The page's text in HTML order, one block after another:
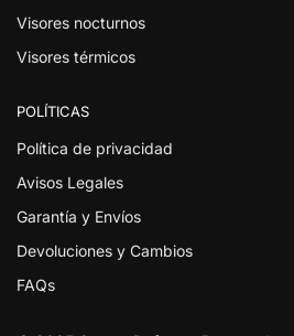
Visores nocturnos
Visores térmicos
POLÍTICAS
Política de privacidad
Avisos Legales
Garantía y Envíos
Devoluciones y Cambios
FAQs